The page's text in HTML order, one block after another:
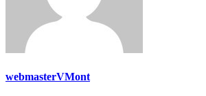
webmasterVMont